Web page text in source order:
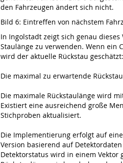
den Fahrzeugen ändert sich nicht.
Bild 6: Eintreffen von nächstem
In Ingolstadt zeigt sich genau
Staulänge zu verwenden. Wenn ein
wird der aktuelle Rückstau
Die maximal zu erwartende
Die maximale Rückstaulänge wird
Existiert eine ausreichend große
Stichproben aktualisiert.
Die Implementierung erfolgt auf
Version basierend auf
Detektorstatus wird in einem Vektor